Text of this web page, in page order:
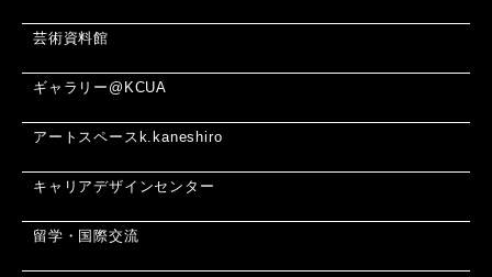
芸術資料館
ギャラリー@KCUA
アートスペースk.kaneshiro
キャリアデザインセンター
留学・国際交流